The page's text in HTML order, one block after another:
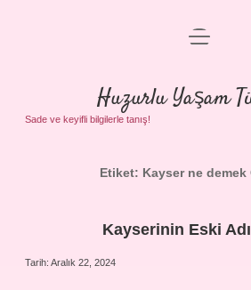
Anasayfa
menüyü
aç
Huzurlu Yaşam
Sade ve keyifli bilgilerle tanış!
Etiket: Kayser ne demek
Kayserinin Eski
Tarih: Aralık 22, 2024